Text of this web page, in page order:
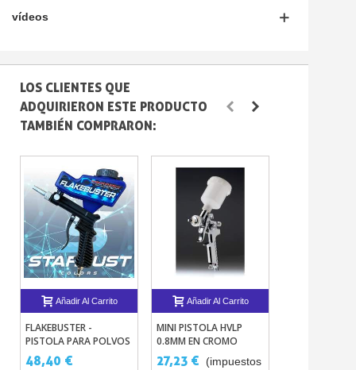
vídeos
LOS CLIENTES QUE
ADQUIRIERON ESTE PRODUCTO
TAMBIÉN COMPRARON:
Añadir Al Carrito
FLAKEBUSTER -
PISTOLA PARA POLVOS
48,40 €
Añadir Al Carrito
MINI PISTOLA HVLP
0.8MM EN CROMO
27,23 €
(impuestos